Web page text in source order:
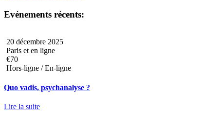
Evénements récents:
20 décembre 2025
Paris et en ligne
€70
Hors-ligne / En-ligne
Quo vadis, psychanalyse ?
Lire la suite